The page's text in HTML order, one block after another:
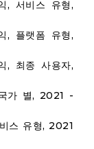
, 서비스 유형,
, 플랫폼 유형,
, 최종 사용자,
가 별, 2021 -
스 유형, 2021